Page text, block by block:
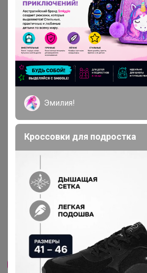
Эмилия!
Кроссовки для подростка